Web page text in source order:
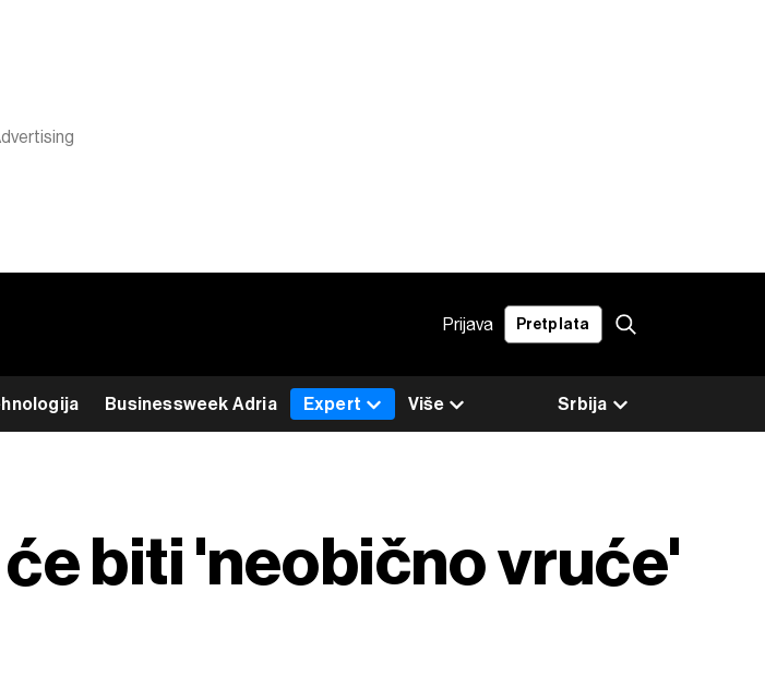
Prijava Pretplata
Businessweek Adria Srbija
Expert Više
biti 'neobično vruće'